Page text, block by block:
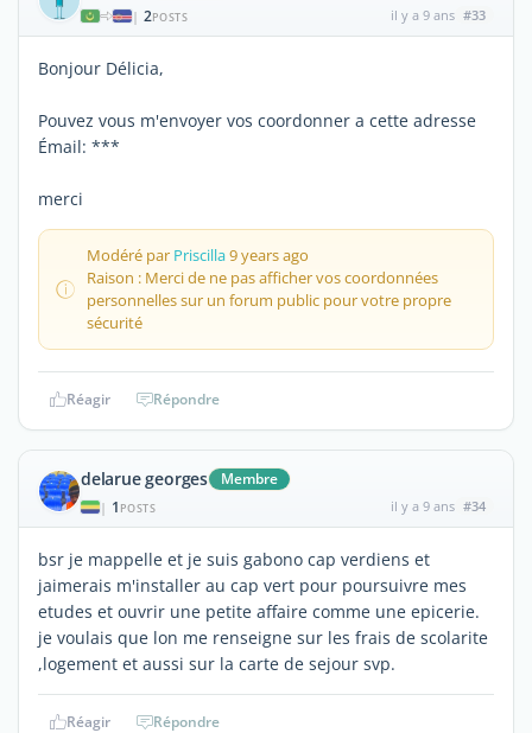
| 2POSTS il y a 9 ans #33
Bonjour Délicia,
Pouvez vous m'envoyer vos coordonner a cette adresse
Émail: ***
merci
Modéré par Priscilla9 years ago
Raison : Merci de ne pas afficher vos coordonnées
personnelles sur un forum public pour votre propre
sécurité
Réagir Répondre
delarue georges Membre
| 1 POSTS il y a 9 ans #34
bsr je mappelle et je suis gabono cap verdiens et
jaimerais m'installer au cap vert pour poursuivre mes
etudes et ouvrir une petite affaire comme une epicerie.
je voulais que lon me renseigne sur les frais de scolarite
,logement et aussi sur la carte de sejour svp.
Réagir Répondre